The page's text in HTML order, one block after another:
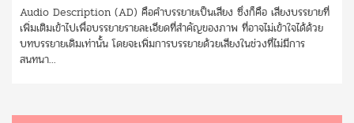
Audio Description (AD) คือคำบรรยายเป็นเสียง ซึ่งก็คือ เสียงบรรยายที่
เพิ่มเติมเข้าไปเพื่อบรรยายรายละเอียดที่สำคัญของภาพ ที่อาจไม่เข้าใจได้ด้วย
บทบรรยายเดิมเท่านั้น โดยจะเพิ่มการบรรยายด้วยเสียงในช่วงที่ไม่มีการ
สนทนา...